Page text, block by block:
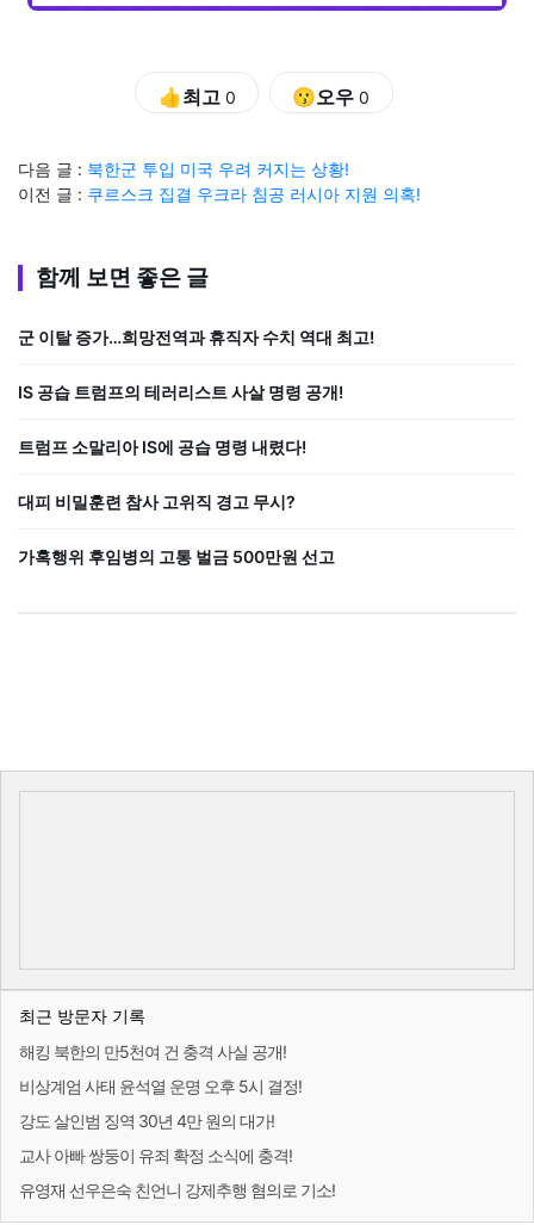
👍최고 0 😗오우0
다음 글 : 북한군 투입 미국 우려 커지는 상황!
이전 글 : 쿠르스크 집결 우크라 침공 러시아 지원 의혹!
함께 보면 좋은 글
군 이탈 증가…희망전역과 휴직자 수치 역대 최고!
IS 공습 트럼프의 테러리스트 사살 명령 공개!
트럼프 소말리아 IS에 공습 명령 내렸다!
대피 비밀훈련 참사 고위직 경고 무시?
가혹행위 후임병의 고통 벌금 500만원 선고
최근 방문자 기록
해킹 북한의 만5천여 건 충격 사실 공개!
비상계엄 사태 윤석열 운명 오후 5시 결정!
강도 살인범 징역 30년 4만 원의 대가!
교사 아빠 쌍둥이 유죄 확정 소식에 충격!
유영재 선우은숙 친언니 강제추행 혐의로 기소!